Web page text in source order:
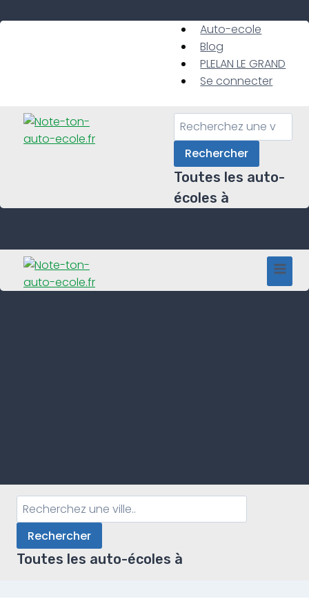
to
Auto-ecole
Blog
PLELAN LE GRAND
Se connecter
Rechercher
Toutes les auto-
écoles à
Rechercher
Toutes les auto-écoles à